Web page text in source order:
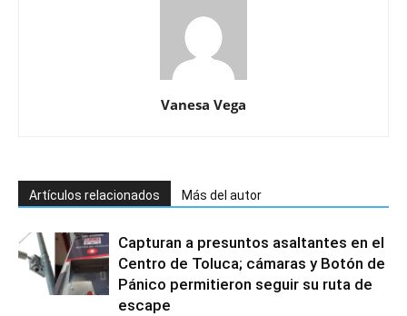
Vanesa Vega
Artículos relacionados Más del autor
Capturan a presuntos asaltantes en el
Centro de Toluca; cámaras y Botón de
Pánico permitieron seguir su ruta de
escape